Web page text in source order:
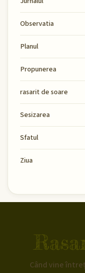
Observatia
Planul
Propunerea
rasarit de soare
Sesizarea
Sfatul
Ziua
Când vine